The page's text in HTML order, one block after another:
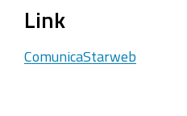
Link
ComunicaStarweb